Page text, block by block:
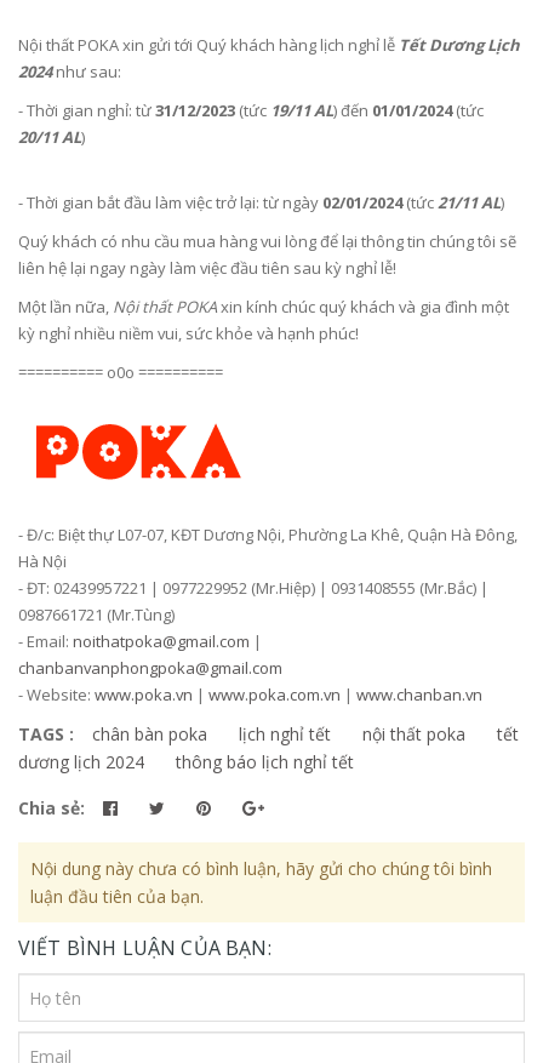
Nội thất POKA xin gửi tới Quý khách hàng lịch nghỉ lễ Tết Dương Lịch
2024như sau:
- Thời gian nghỉ: từ31/12/2023 (tức 19/11 AL) đến 01/01/2024(tức
20/11 AL)
- Thời gian bắt đầu làm việc trở lại: từ ngày 02/01/2024(tức21/11 AL)
Quý khách có nhu cầu mua hàng vui lòng để lại thông tin chúng tôi sẽ
liên hệ lại ngay ngày làm việc đầu tiên sau kỳ nghỉ lễ!
Một lần nữa, Nội thất POKAxin kính chúc quý khách và gia đình một
kỳ nghỉ nhiều niềm vui, sức khỏe và hạnh phúc!
========== o0o ==========
- Đ/c: Biệt thự L07-07, KĐT Dương Nội, Phường La Khê, Quận Hà Đông,
Hà Nội
- ĐT: 02439957221 | 0977229952 (Mr.Hiệp) | 0931408555 (Mr.Bắc) |
0987661721 (Mr.Tùng)
- Email: noithatpoka@gmail.com |
chanbanvanphongpoka@gmail.com
- Website: www.poka.vn | www.poka.com.vn | www.chanban.vn
TAGS : chân bàn poka lịch nghỉ tết nội thất poka
tết
dương lịch 2024
thông báo lịch nghỉ tết
Chia sẻ:
Nội dung này chưa có bình luận, hãy gửi cho chúng tôi bình
luận đầu tiên của bạn.
VIẾT BÌNH LUẬN CỦA BẠN: